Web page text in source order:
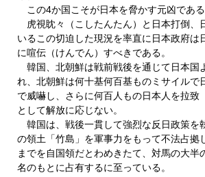
この4か国こそが日本を脅かす元凶である
虎視眈々（こしたんたん）と日本打倒、
いるこの切迫した現況を率直に日本政府は
に喧伝（けんでん）すべきである。
韓国、北朝鮮は戦前戦後を通じて日本国
れ、北朝鮮は何十基何百基ものミサイルで
で威嚇し、さらに何百人もの日本人を拉致
として解放に応じない。
韓国は、戦後一貫して強烈な反日政策を
の領土「竹島」を軍事力をもって不法占拠
までを自国領だとわめきたて、対馬の大半
名のもとに占有するに至っている。